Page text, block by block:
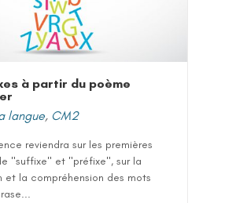
à partir du poème
langue, CM2
reviendra sur les premières
"suffixe" et "préfixe", sur la
et la compréhension des mots